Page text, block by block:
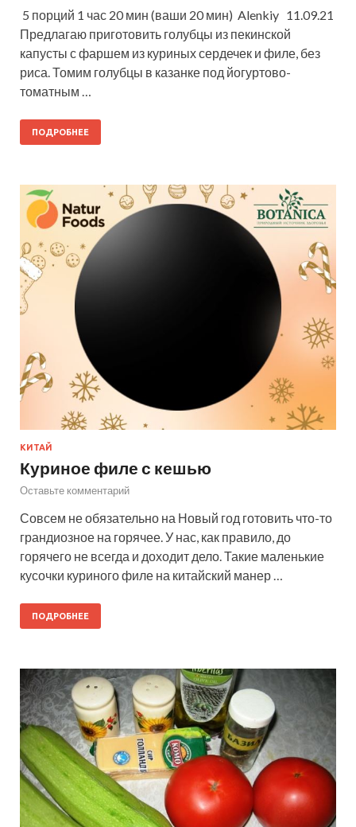
5 порций 1 час 20 мин (ваши 20 мин) Alenkiy 11.09.21
Предлагаю приготовить голубцы из пекинской
капусты с фаршем из куриных сердечек и филе, без
риса. Томим голубцы в казанке под йогуртово-
томатным …
ПОДРОБНЕЕ
КИТАЙ
Куриное филе с кешью
Оставьте комментарий
Совсем не обязательно на Новый год готовить что-то
грандиозное на горячее. У нас, как правило, до
горячего не всегда и доходит дело. Такие маленькие
кусочки куриного филе на китайский манер …
ПОДРОБНЕЕ